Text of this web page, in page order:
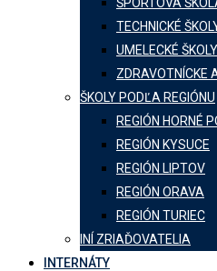
TECHNICKÉ
UMELECKÉ ŠKOLY
ZDRAVOTNÍCKE
ŠKOLY PODĽA REGIÓNU
REGIÓN HORNÉ
REGIÓN KYSUCE
REGIÓN LIPTOV
REGIÓN ORAVA
REGIÓN TURIEC
INÍ ZRIAĎOVATELIA
INTERNÁTY